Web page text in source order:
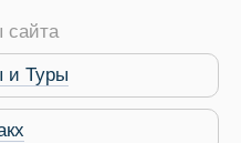
сайта
и Туры